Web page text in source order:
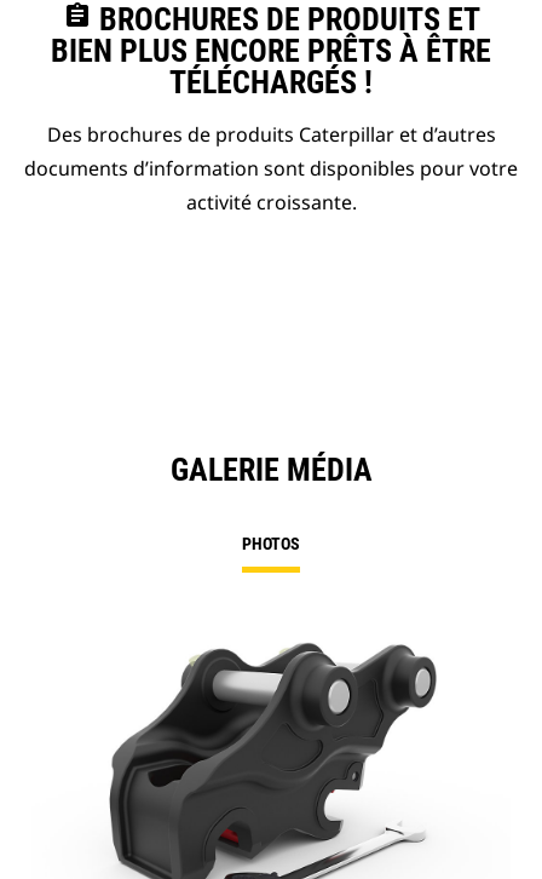
assignment BROCHURES DE PRODUITS ET
BIEN PLUS ENCORE PRÊTS À ÊTRE
TÉLÉCHARGÉS !
Des brochures de produits Caterpillar et d’autres
documents d’information sont disponibles pour votre
activité croissante.
GALERIE MÉDIA
PHOTOS